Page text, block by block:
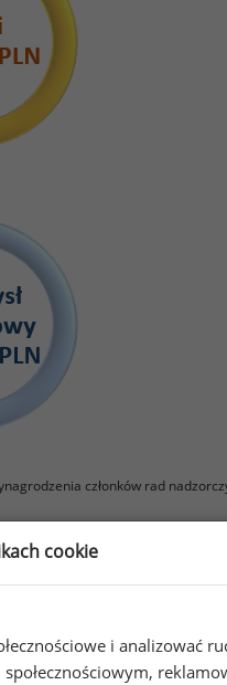
członków rad
roku był Oscar
PLN. Na drugim
1 722 000
1 606 001 PLN.
cookie
i analizować